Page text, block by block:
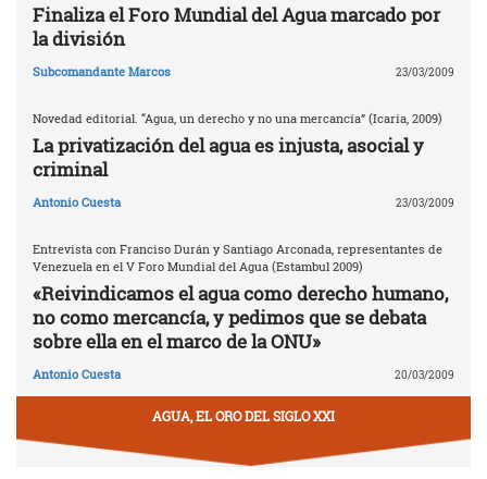
Finaliza el Foro Mundial del Agua marcado por
la división
Subcomandante Marcos 23/03/2009
Novedad editorial. “Agua, un derecho y no una mercancía” (Icaria, 2009)
La privatización del agua es injusta, asocial y
criminal
Antonio Cuesta 23/03/2009
Entrevista con Franciso Durán y Santiago Arconada, representantes de
Venezuela en el V Foro Mundial del Agua (Estambul 2009)
«Reivindicamos el agua como derecho humano,
no como mercancía, y pedimos que se debata
sobre ella en el marco de la ONU»
Antonio Cuesta 20/03/2009
AGUA, EL ORO DEL SIGLO XXI